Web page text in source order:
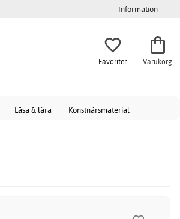
Information
Favoriter Varukorg
Läsa & lära Konstnärsmaterial